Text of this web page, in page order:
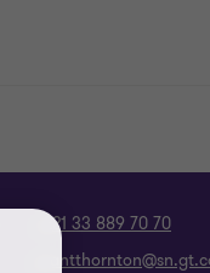
+221 33 889 70 70